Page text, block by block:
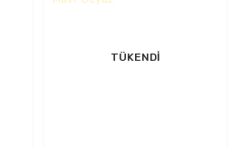
TÜKENDİ